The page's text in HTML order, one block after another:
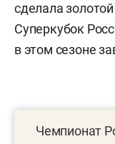
сделала
Суперкубок
в этом сезоне
Чемпионат